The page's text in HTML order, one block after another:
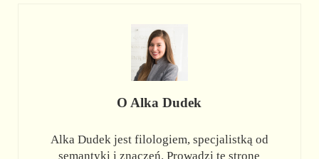
O Alka Dudek
Alka Dudek jest filologiem, specjalistką od
semantyki i znaczeń. Prowadzi tę stronę